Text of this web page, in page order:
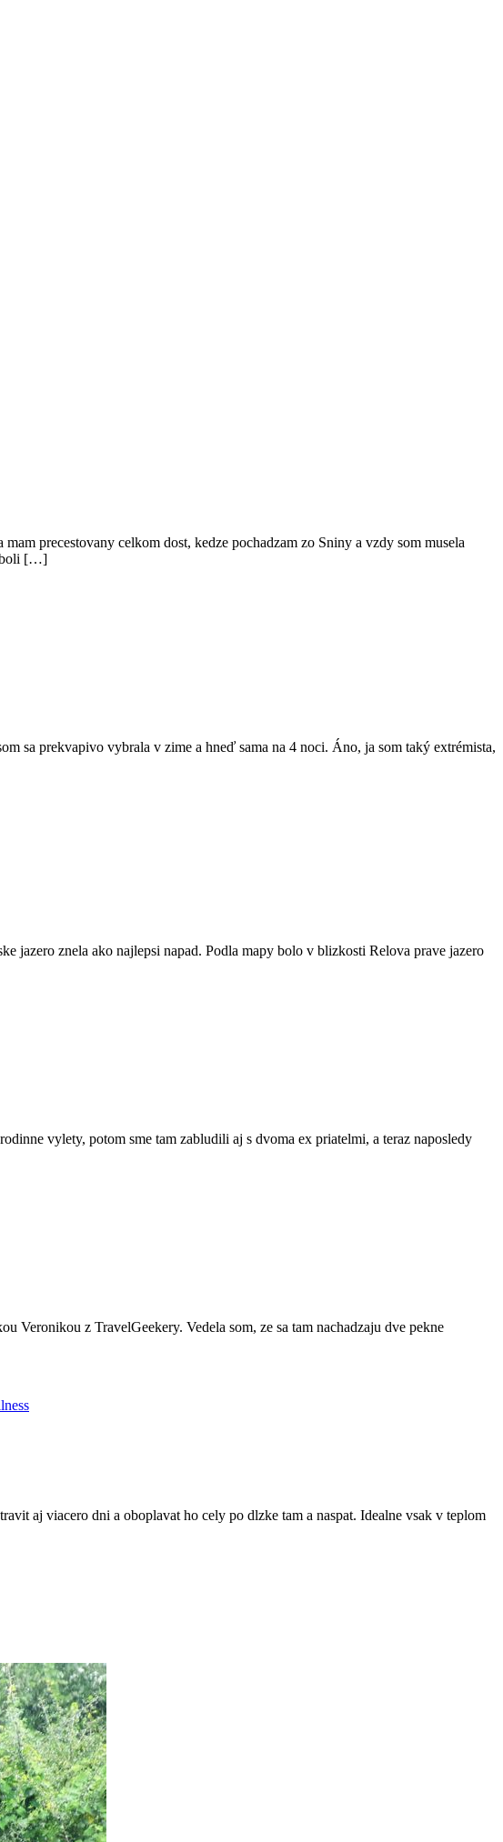
precestovany celkom dost, kedze pochadzam zo Sniny a vzdy som musela
boli […]
sa prekvapivo vybrala v zime a hneď sama na 4 noci. Áno, ja som taký extrémista,
jazero znela ako najlepsi napad. Podla mapy bolo v blizkosti Relova prave jazero
vylety, potom sme tam zabludili aj s dvoma ex priatelmi, a teraz naposledy
Veronikou z TravelGeekery. Vedela som, ze sa tam nachadzaju dve pekne
aj viacero dni a oboplavat ho cely po dlzke tam a naspat. Idealne vsak v teplom